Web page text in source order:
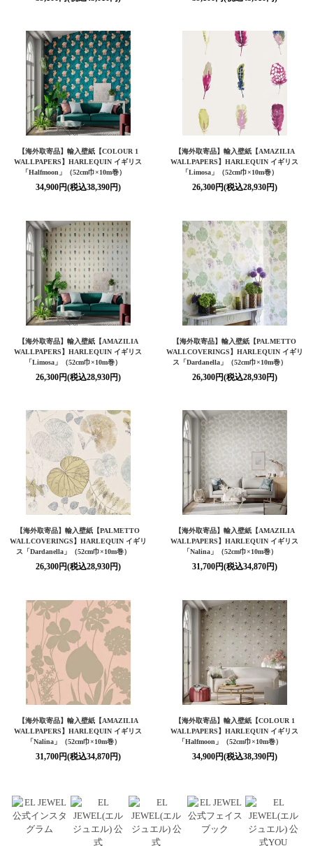
【海外取寄品】輸入壁紙【COLOUR 1
WALLPAPERS】HARLEQUIN イギリス
「Halfmoon」（52cm巾×10m巻）
34,900円(税込38,390円)
【海外取寄品】輸入壁紙【AMAZILIA
WALLPAPERS】HARLEQUIN イギリス
「Limosa」（52cm巾×10m巻）
26,300円(税込28,930円)
【海外取寄品】輸入壁紙【AMAZILIA
WALLPAPERS】HARLEQUIN イギリス
「Limosa」（52cm巾×10m巻）
26,300円(税込28,930円)
【海外取寄品】輸入壁紙【PALMETTO
WALLCOVERINGS】HARLEQUIN イギリ
ス「Dardanella」（52cm巾×10m巻）
26,300円(税込28,930円)
【海外取寄品】輸入壁紙【PALMETTO
WALLCOVERINGS】HARLEQUIN イギリ
ス「Dardanella」（52cm巾×10m巻）
26,300円(税込28,930円)
【海外取寄品】輸入壁紙【AMAZILIA
WALLPAPERS】HARLEQUIN イギリス
「Nalina」（52cm巾×10m巻）
31,700円(税込34,870円)
【海外取寄品】輸入壁紙【AMAZILIA
WALLPAPERS】HARLEQUIN イギリス
「Nalina」（52cm巾×10m巻）
31,700円(税込34,870円)
【海外取寄品】輸入壁紙【COLOUR 1
WALLPAPERS】HARLEQUIN イギリス
「Halfmoon」（52cm巾×10m巻）
34,900円(税込38,390円)